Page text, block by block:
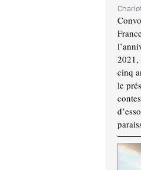
2021,
cinq
le